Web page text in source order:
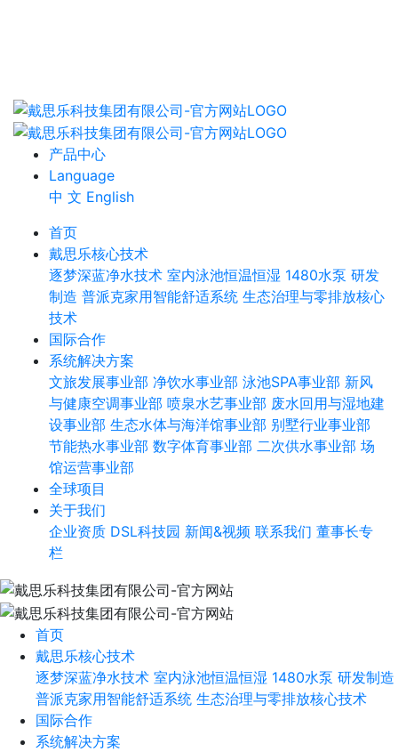
产品中心
Language
中 文 English
首页
戴思乐核心技术
逐梦深蓝净水技术 室内泳池恒温恒湿 1480水泵 研发
制造 普派克家用智能舒适系统 生态治理与零排放核心
技术
国际合作
系统解决方案
文旅发展事业部 净饮水事业部 泳池SPA事业部 新风
与健康空调事业部 喷泉水艺事业部 废水回用与湿地建
设事业部 生态水体与海洋馆事业部 别墅行业事业部
节能热水事业部 数字体育事业部 二次供水事业部 场
馆运营事业部
全球项目
关于我们
企业资质 DSL科技园 新闻&视频 联系我们 董事长专
栏
首页
戴思乐核心技术
逐梦深蓝净水技术 室内泳池恒温恒湿 1480水泵 研发制造
普派克家用智能舒适系统 生态治理与零排放核心技术
国际合作
系统解决方案